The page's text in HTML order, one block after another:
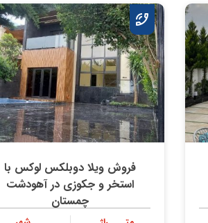
فروش ویلا دوبلکس لوکس با
استخر و جکوزی در آهودشت
چمستان